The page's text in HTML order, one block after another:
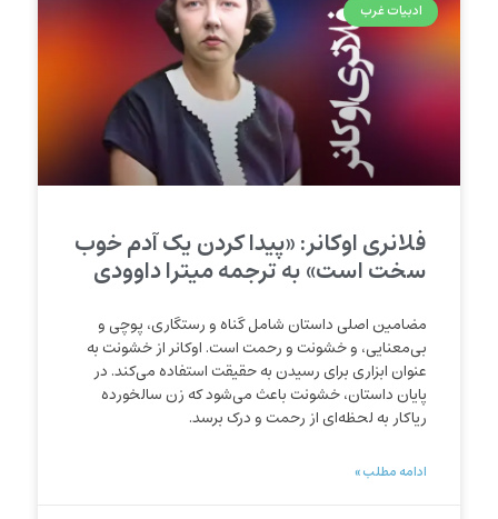
ادبیات غرب
فلانری اوکانر: «پیدا کردن یک آدم خوب
سخت است» به ترجمه میترا داوودی
مضامین اصلی داستان شامل گناه و رستگاری، پوچی و
بی‌معنایی، و خشونت و رحمت است. اوکانر از خشونت به
عنوان ابزاری برای رسیدن به حقیقت استفاده می‌کند. در
پایان داستان، خشونت باعث می‌شود که زن سالخورده
ریاکار به لحظه‌ای از رحمت و درک برسد.
ادامه مطلب »